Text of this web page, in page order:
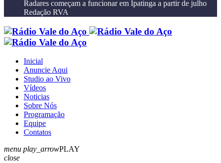
Radares começam a funcionar em Ipatinga a partir de julho
Redação RVA
Inicial
Anuncie Aqui
Studio ao Vivo
Vídeos
Noticias
Sobre Nós
Programação
Equipe
Contatos
menu play_arrowPLAY
close